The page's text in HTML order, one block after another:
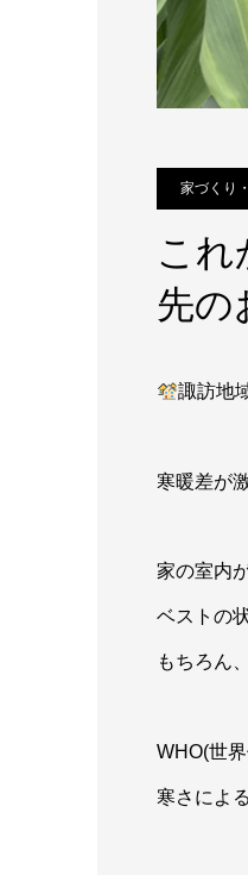
家づくり
こ
先の
諏訪地
寒暖差が
家の室内
ベストの
もちろん
WHO(世
寒さによ